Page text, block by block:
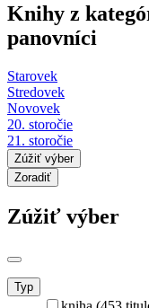
Knihy z
panovníci
Starovek
Stredovek
Novovek
20. storočie
21. storočie
Zúžiť výber
Zoradiť
Zúžiť výber
Typ